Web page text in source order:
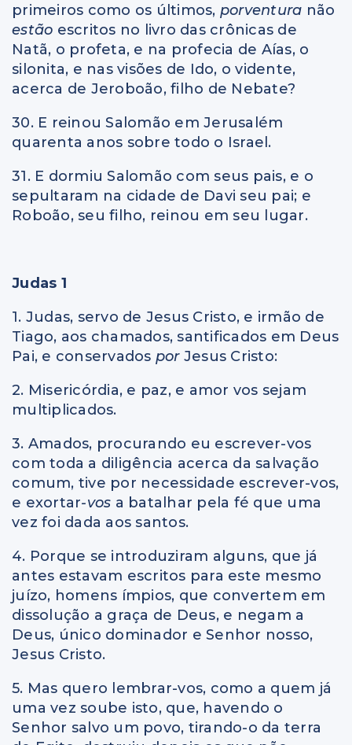
primeiros como os últimos, porventura não
estão escritos no livro das crônicas de
Natã, o profeta, e na profecia de Aías, o
silonita, e nas visões de Ido, o vidente,
acerca de Jeroboão, filho de Nebate?
30. E reinou Salomão em Jerusalém
quarenta anos sobre todo o Israel.
31. E dormiu Salomão com seus pais, e o
sepultaram na cidade de Davi seu pai; e
Roboão, seu filho, reinou em seu lugar.
Judas 1
1. Judas, servo de Jesus Cristo, e irmão de
Tiago, aos chamados, santificados em Deus
Pai, e conservados por Jesus Cristo:
2. Misericórdia, e paz, e amor vos sejam
multiplicados.
3. Amados, procurando eu escrever-vos
com toda a diligência acerca da salvação
comum, tive por necessidade escrever-vos,
e exortar-vos a batalhar pela fé que uma
vez foi dada aos santos.
4. Porque se introduziram alguns, que já
antes estavam escritos para este mesmo
juízo, homens ímpios, que convertem em
dissolução a graça de Deus, e negam a
Deus, único dominador e Senhor nosso,
Jesus Cristo.
5. Mas quero lembrar-vos, como a quem já
uma vez soube isto, que, havendo o
Senhor salvo um povo, tirando-o da terra